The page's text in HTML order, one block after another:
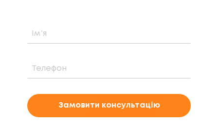
Замовити консультацію